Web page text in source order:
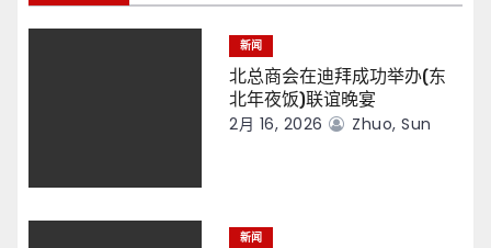
新闻
北总商会在迪拜成功举办(东
北年夜饭)联谊晚宴
2月 16, 2026 Zhuo, Sun
新闻